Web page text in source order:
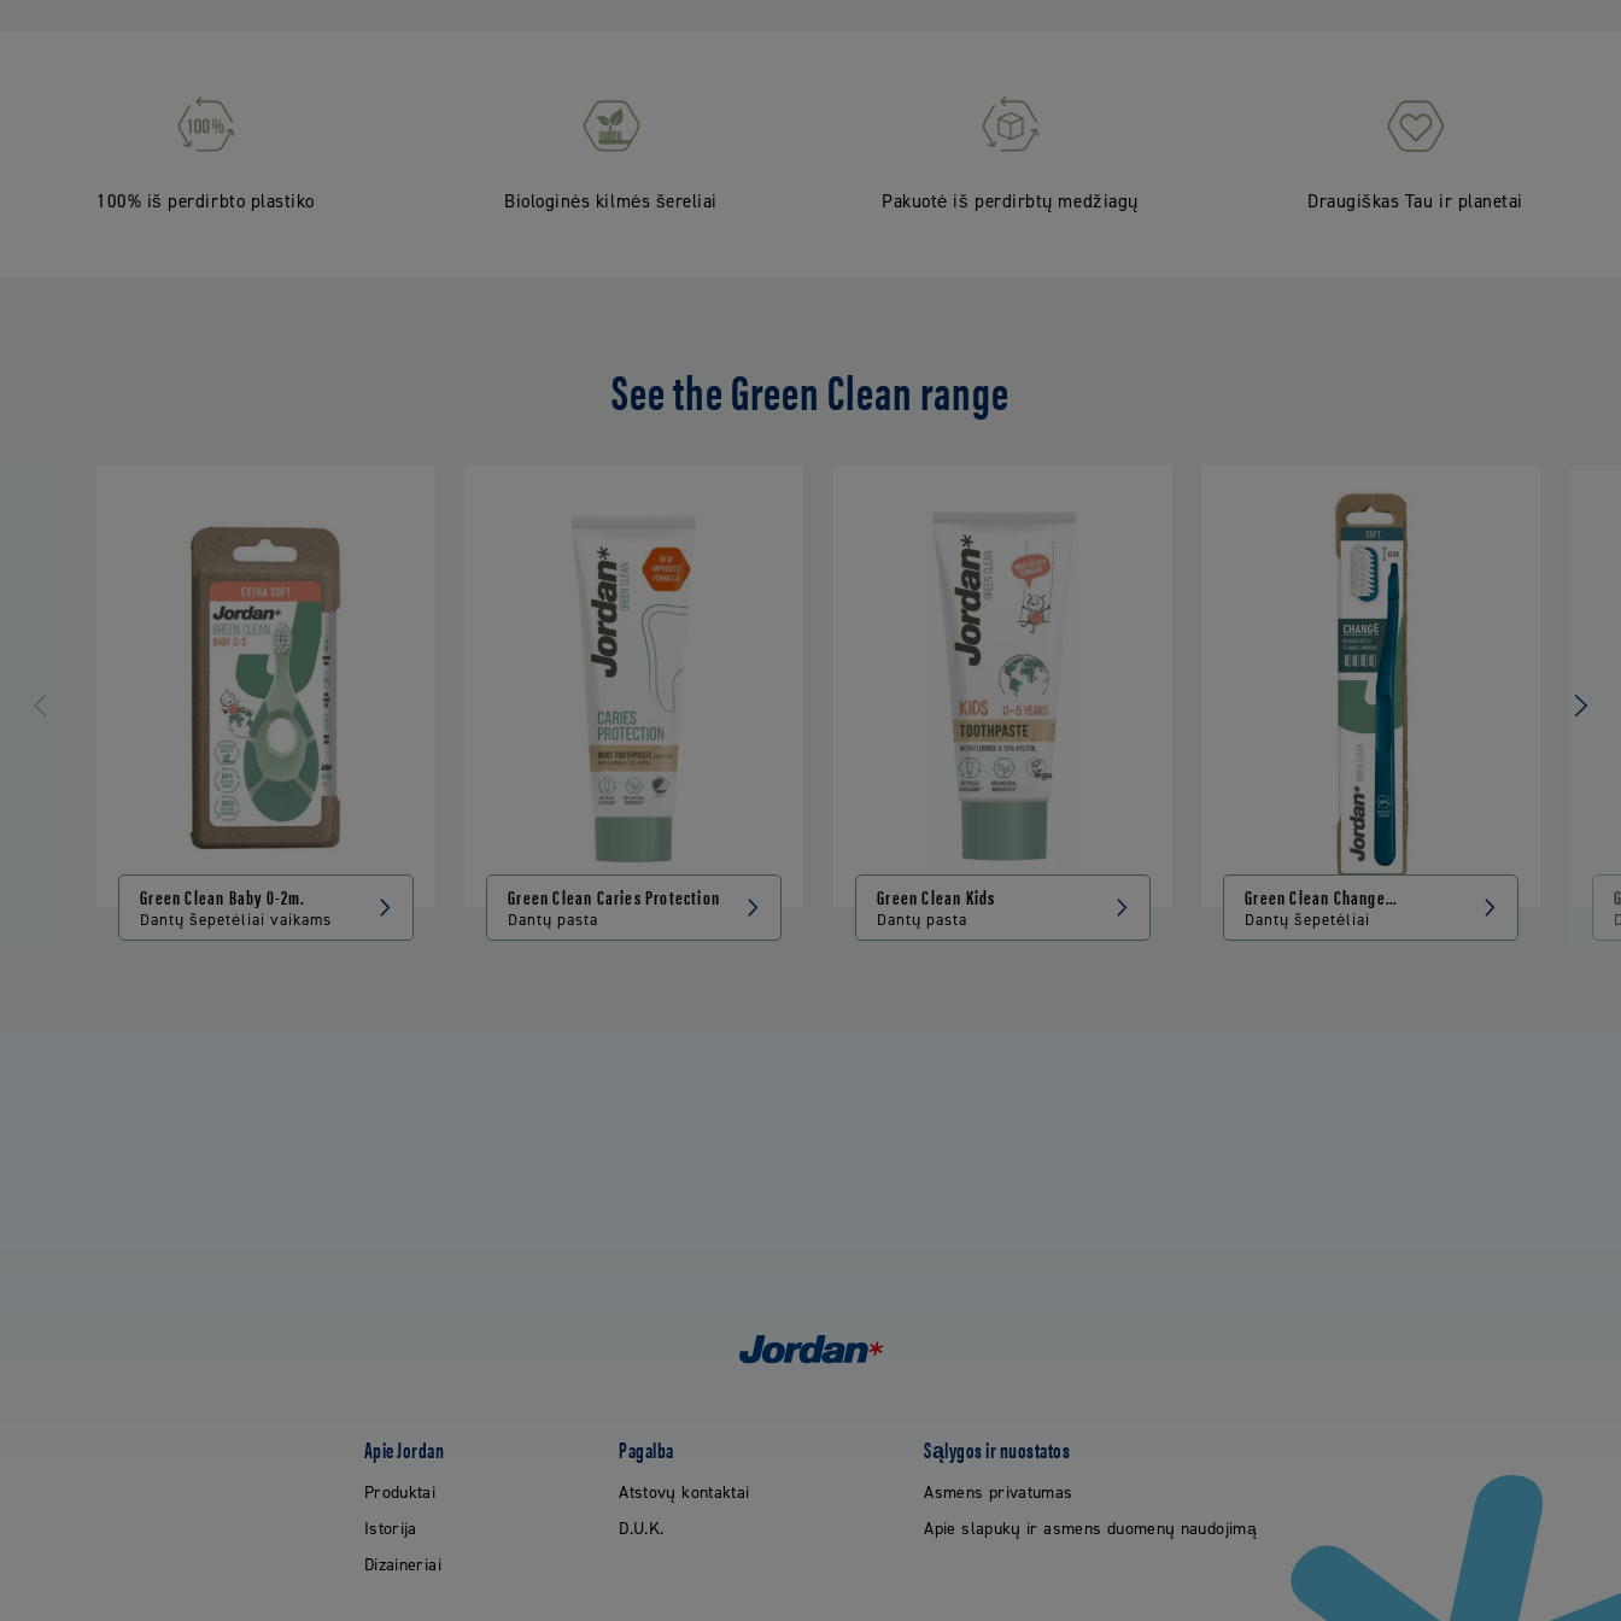
100% iš perdirbto plastiko Biologinės kilmės šereliai Pakuotė iš perdirbtų medžiagų Draugiškas Tau ir planetai
See the Green Clean range
Green Clean Baby 0-2m.
Dantų šepetėliai vaikams
Green Clean Caries Protection
Dantų pasta
Green Clean Kids
Dantų pasta
Green Clean Change
šepetėlis
Dantų šepetėliai
Apie Jordan
Produktai
Istorija
Dizaineriai
Pagalba
Atstovų kontaktai
D.U.K.
Sąlygos ir nuostatos
Asmens privatumas
Apie slapukų ir asmens duomenų naudojimą